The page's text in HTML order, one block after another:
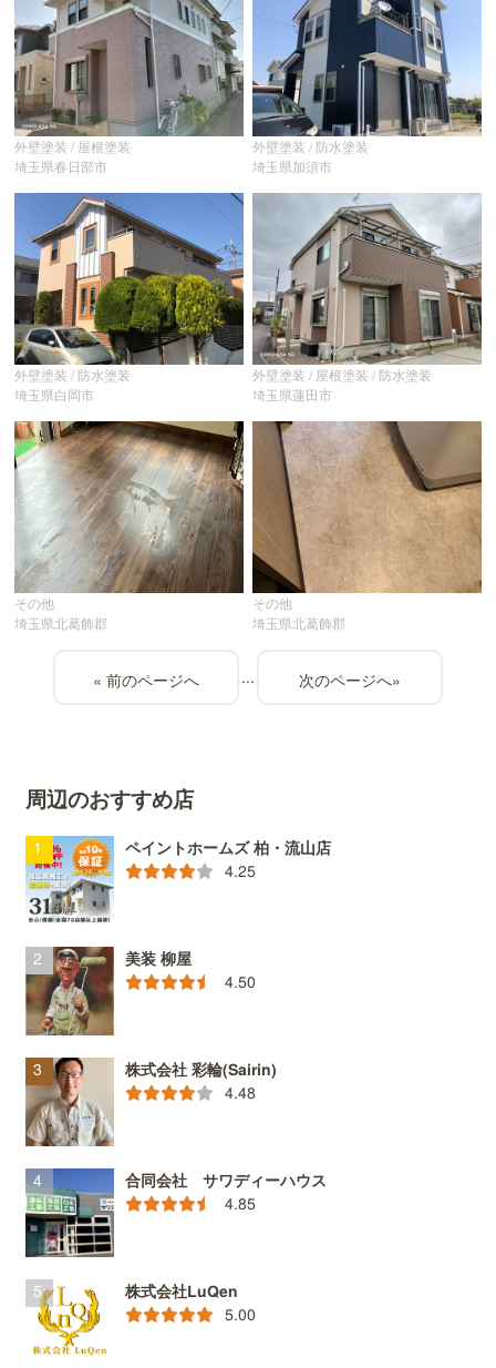
外壁塗装 / 屋根塗装
埼玉県春日部市
外壁塗装 / 防水塗装
埼玉県加須市
外壁塗装 / 防水塗装
埼玉県白岡市
外壁塗装 / 屋根塗装 / 防水塗装
埼玉県蓮田市
その他
埼玉県北葛飾郡
その他
埼玉県北葛飾郡
« ... »
周辺のおすすめ店
ペイントホームズ 柏・流山店
4.25
美装 柳屋
4.50
株式会社 彩輪(Sairin)
4.48
合同会社 サワディーハウス
4.85
株式会社LuQen
5.00